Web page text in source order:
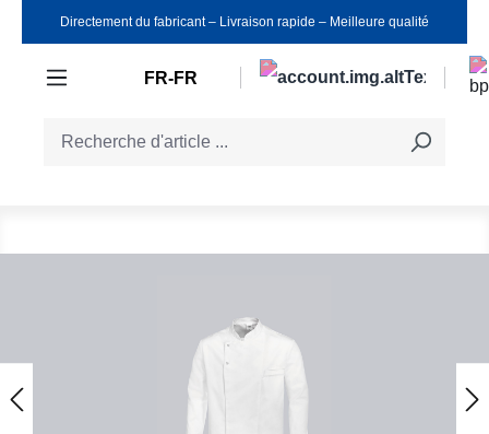
Passer au contenu principal
Directement du fabricant ‒ Livraison rapide ‒ Meilleure qualité
FR-FR